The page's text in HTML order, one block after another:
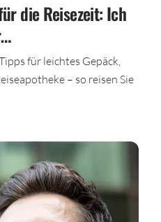
die Reisezeit: Ich
für leichtes Gepäck,
– so reisen Sie